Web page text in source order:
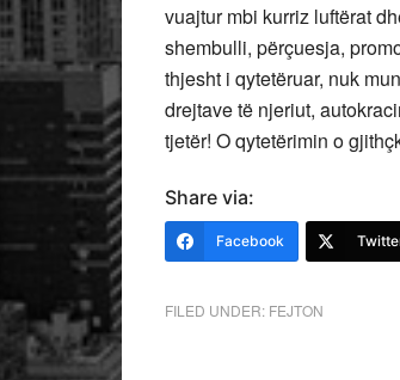
vuajtur mbi kurriz luftërat
shembulli, përçuesja,
thjesht i qytetëruar, nuk
drejtave të njeriut,
tjetër! O qytetërimin o
Share via:
Facebook
FILED UNDER: FEJTON